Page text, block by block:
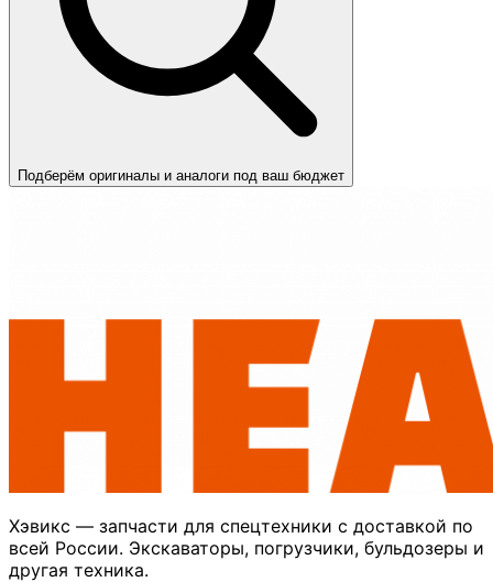
Подберём оригиналы и аналоги под ваш бюджет
Хэвикс — запчасти для спецтехники с доставкой по
всей России. Экскаваторы, погрузчики, бульдозеры и
другая техника.